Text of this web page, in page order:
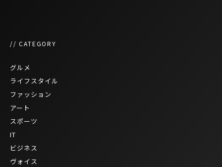
// CATEGORY
グルメ
ライフスタイル
ファッション
アート
スポーツ
IT
ビジネス
ヴォイス